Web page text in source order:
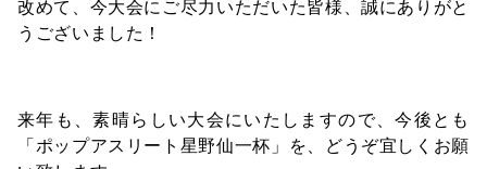
改めて、今大会にご尽力いただいた皆様、誠にありがと
うございました！
来年も、素晴らしい大会にいたしますので、今後とも
「ポップアスリート星野仙一杯」を、どうぞ宜しくお願